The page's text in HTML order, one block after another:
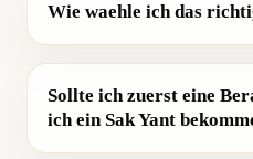
Wie waehle ich das
Sollte ich zuerst eine
ich ein Sak Yant